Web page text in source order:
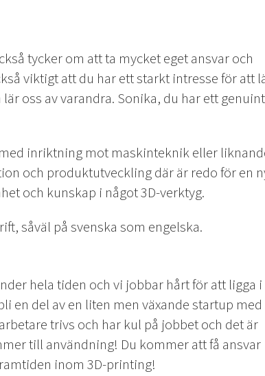
tycker om att ta mycket eget ansvar och
viktigt att du har ett starkt intresse för att
oss av varandra. Sonika, du har ett genuint
inriktning mot maskinteknik eller
och produktutveckling där är redo för en
och kunskap i något 3D-verktyg.
såväl på svenska som engelska.
hela tiden och vi jobbar hårt för att ligga i
en del av en liten men växande startup med
trivs och har kul på jobbet och det är
till användning! Du kommer att få ansvar
inom 3D-printing!